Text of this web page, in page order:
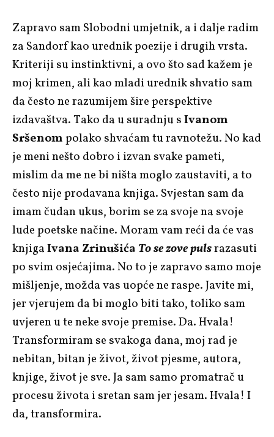
Zapravo sam Slobodni umjetnik, a i dalje radim
za Sandorf kao urednik poezije i drugih vrsta.
Kriteriji su instinktivni, a ovo što sad kažem je
moj krimen, ali kao mladi urednik shvatio sam
da često ne razumijem šire perspektive
izdavaštva. Tako da u suradnju sIvanom
Sršenompolako shvaćam tu ravnotežu. No kad
je meni nešto dobro i izvan svake pameti,
mislim da me ne bi ništa moglo zaustaviti, a to
često nije prodavana knjiga. Svjestan sam da
imam čudan ukus, borim se za svoje na svoje
lude poetske načine. Moram vam reći da će vas
knjigaIvana ZrinušićaTo se zove pulsrazasuti
po svim osjećajima. No to je zapravo samo moje
mišljenje, možda vas uopće ne raspe. Javite mi,
jer vjerujem da bi moglo biti tako, toliko sam
uvjeren u te neke svoje premise. Da. Hvala!
Transformiram se svakoga dana, moj rad je
nebitan, bitan je život, život pjesme, autora,
knjige, život je sve. Ja sam samo promatrač u
procesu života i sretan sam jer jesam. Hvala! I
da, transformira.